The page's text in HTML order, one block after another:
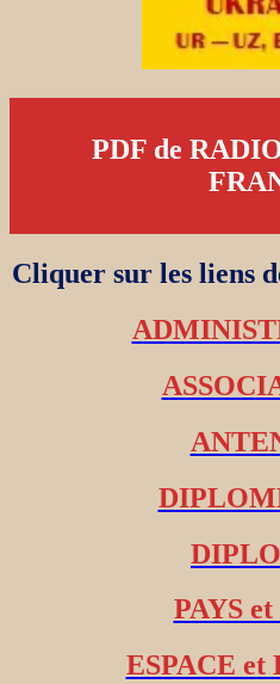
PDF de
Cliquer sur les liens
PAYS
ESPACE et